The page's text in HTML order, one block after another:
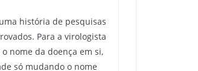
história de pesquisas
Para a virologista
nome da doença em si,
só mudando o nome